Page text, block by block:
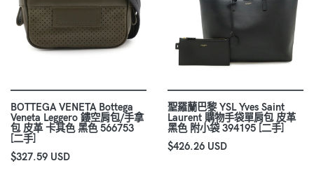
BOTTEGA VENETA Bottega
Veneta Leggero 鏤空肩包/手拿
包 皮革 卡其色 黑色 566753
[二手]
$327.59 USD
聖羅蘭巴黎 YSL Yves Saint
Laurent 購物手袋單肩包 皮革
黑色 附小袋 394195 [二手]
$426.26 USD